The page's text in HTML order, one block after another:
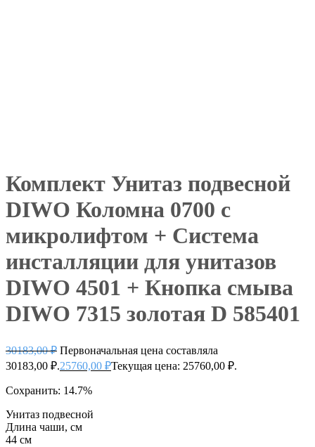
Комплект Унитаз подвесной
DIWO Коломна 0700 с
микролифтом + Система
инсталляции для унитазов
DIWO 4501 + Кнопка смыва
DIWO 7315 золотая D 585401
30183,00₽ Первоначальная цена составляла
30183,00 ₽.25760,00 ₽Текущая цена: 25760,00 ₽.
Сохранить: 14.7%
Унитаз подвесной
Длина чаши, см
44 см